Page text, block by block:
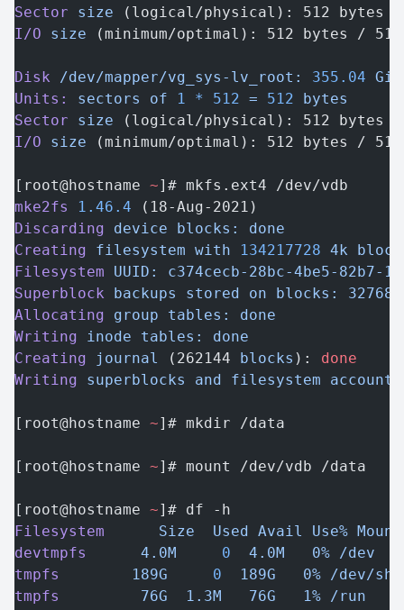
Sector size (logical/physical): 512 bytes /
I/O size (minimum/optimal): 512 bytes /
Disk /dev/mapper/vg_sys-lv_root: 355.04
Units:
sectors of 1 * 512 = 512 bytes
Sector size (logical/physical): 512 bytes /
I/O size (minimum/optimal): 512 bytes /
[root@hostname ~]# mkfs.ext4 /dev/vdb
mke2fs
1.46.4 (18-Aug-2021)
Discarding device blocks:
done
Creating filesystem with 134217728 4k
Filesystem UUID:
c374cecb-28bc-4be5-82b7-
Superblock backups stored on blocks: 32768,
Allocating group tables:
done
Writing inode tables:
done
Creating journal (262144 blocks ): done
Writing superblocks and filesystem
[root@hostname ~]# mkdir /data
[root@hostname ~]# mount /dev/vdb /data
[root@hostname ~]# df -h
Filesystem
      Size
  Used
Avail Use%
devtmpfs
      4.0M
     0
  4.0M
   0%
/dev
tmpfs
        189G
     0
  189G
   0%
/dev/shm
tmpfs
         76G
  1.3M
   76G
   1%
/run